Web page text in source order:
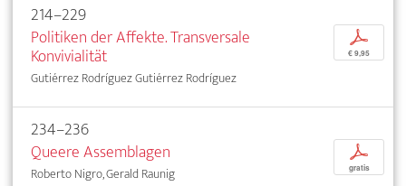
214–229
Politiken der Affekte. Transversale
Konvivialität
Gutiérrez Rodríguez Gutiérrez Rodríguez
p
€ 9,95
234–236
Queere Assemblagen
Roberto Nigro, Gerald Raunig
p
gratis